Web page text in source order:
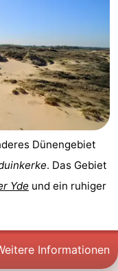
Dünengebiet
. Das Gebiet
Yde und ein ruhiger
Informationen